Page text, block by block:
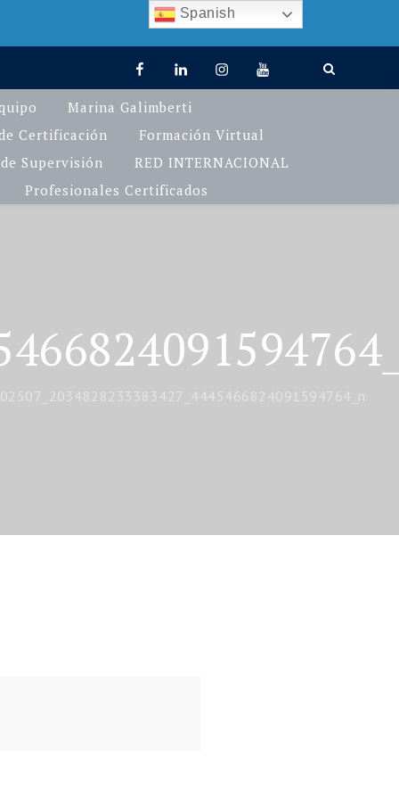
facebooklinkedinInstagram
You
Tube
TikTok
Marina Galimberti
Certificación
Formación Virtual
Supervisión
RED INTERNACIONAL
Profesionales Certificados
Spanish